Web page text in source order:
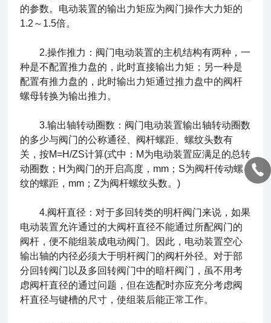
的参数。电动装置的输出力矩应为阀门操作大力矩的
1.2～1.5倍。
2.操作推力：阀门电动装置的主机结构有两种，一
种是不配置推力盘的，此时直接输出力矩；另一种是
配置有推力盘的，此时输出力矩通过推力盘中的阀杆
螺母转换为输出推力。
3.输出轴转动圈数：阀门电动装置输出轴转动圈数
的多少与阀门的公称通径、阀杆螺距、螺纹头数有
关，按M=H/ZS计算(式中：M为电动装置应满足的总转
动圈数；H为阀门的开启高度，mm；S为阀杆传动螺
纹的螺距，mm；Z为阀杆螺纹头数。)
4.阀杆直径：对于多回转类的明杆阀门来说，如果
电动装置允许通过的大阀杆直径不能通过所配阀门的
阀杆，便不能组装成电动阀门。因此，电动装置空心
输出轴的内径必须大于明杆阀门的阀杆外径。对于部
分回转阀门以及多回转阀门中的暗杆阀门，虽不用考
虑阀杆直径的通过问题，但在选配时亦应充分考虑阀
杆直径与键槽的尺寸，使组装后能正常工作。